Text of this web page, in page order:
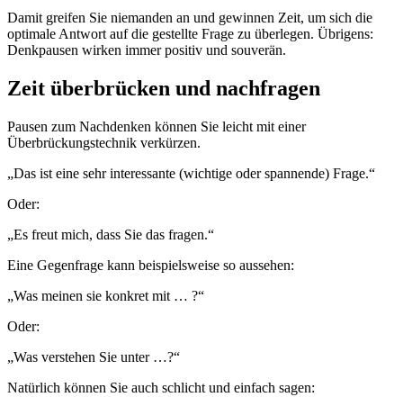
Damit greifen Sie niemanden an und gewinnen Zeit, um sich die
optimale Antwort auf die gestellte Frage zu überlegen. Übrigens:
Denkpausen wirken immer positiv und souverän.
Zeit überbrücken und nachfragen
Pausen zum Nachdenken können Sie leicht mit einer
Überbrückungstechnik verkürzen.
„Das ist eine sehr interessante (wichtige oder spannende) Frage.“
Oder:
„Es freut mich, dass Sie das fragen.“
Eine Gegenfrage kann beispielsweise so aussehen:
„Was meinen sie konkret mit … ?“
Oder:
„Was verstehen Sie unter …?“
Natürlich können Sie auch schlicht und einfach sagen: